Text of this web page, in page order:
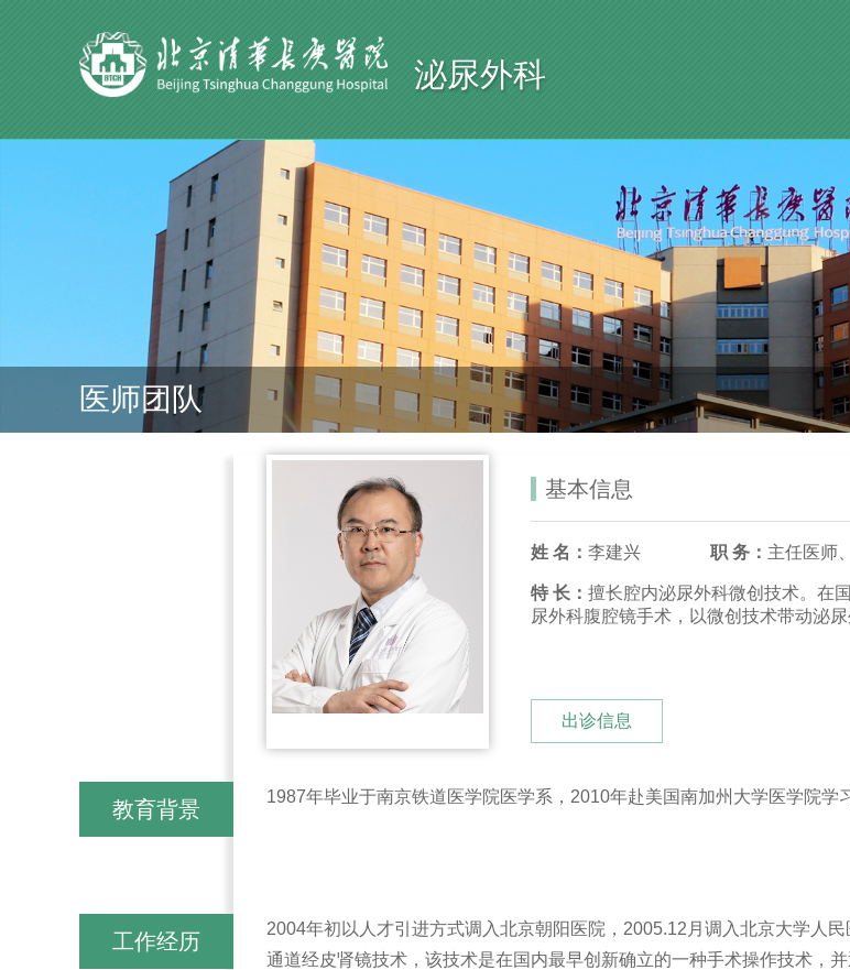
泌尿外科
医师团队
基本信息
姓 名： 李建兴 职 务： 主任医师
特 长： 擅长腔内泌尿外科微创技术。在
尿外科腹腔镜手术，以微创技术带动泌尿
出诊信息
教育背景
1987年毕业于南京铁道医学院医学系，2010年赴美国南加州大学医学院学
工作经历
2004年初以人才引进方式调入北京朝阳医院，2005.12月调入北京大学人
通道经皮肾镜技术，该技术是在国内最早创新确立的一种手术操作技术，